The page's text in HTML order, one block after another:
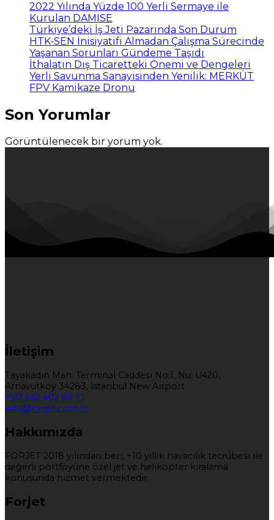
2022 Yılında Yüzde 100 Yerli Sermaye ile
Kurulan DAMISE
Türkiye’deki İş Jeti Pazarında Son Durum
HTK-SEN İnisiyatifi Almadan Çalışma Sürecinde
Yaşanan Sorunları Gündeme Taşıdı
İthalatın Dış Ticaretteki Önemi ve Dengeleri
Yerli Savunma Sanayisinden Yenilik: MERKÜT
FPV Kamikaze Dronu
Son Yorumlar
Görüntülenecek bir yorum yok.
İletişim
Tayakadın Mah. Terminal Caddesi No:1, Nu: U420,
Arnavutköy 34283, İstanbul New Airport
+90 542 402 82 71
info@forjet.com.tr
Hakkımızda
FORJET 2018 yılından beri, +10 yıllık havacılık tecrübesi ile
değerli portföyüne özel jet ve helikopter kiralama
konusunda hizmet vermektedir.
Forjet